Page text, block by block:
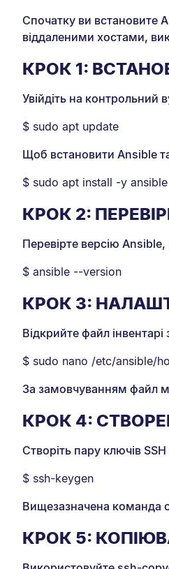
Спочатку ви встановите
віддаленими хостами,
КРОК 1:
Увійдіть на контрольний
$ sudo apt update
Щоб встановити Ansible
$ sudo apt install -y ansible
КРОК 2:
Перевірте версію
$ ansible --version
КРОК 3:
Відкрийте файл
$ sudo nano /etc/ansible/
За замовчуванням файл
КРОК 4:
Створіть пару ключів
$ ssh-keygen
Вищезазначена команда
КРОК 5: